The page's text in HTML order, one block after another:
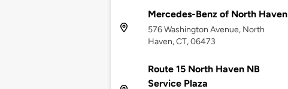
Mercedes-Benz of North Haven
576 Washington Avenue, North
Haven, CT, 06473
Route 15 North Haven NB
Service Plaza